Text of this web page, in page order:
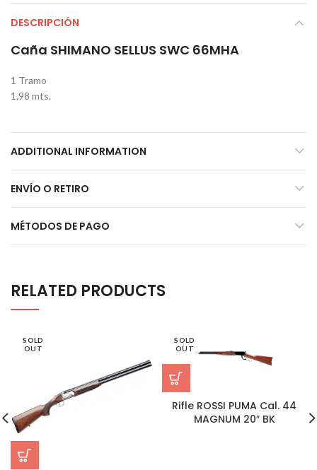
DESCRIPCIÓN
Caña SHIMANO SELLUS SWC 66MHA
1 Tramo
1.98 mts.
ADDITIONAL INFORMATION
ENVÍO O RETIRO
MÉTODOS DE PAGO
RELATED PRODUCTS
SOLD
OUT
SOLD
OUT
Rifle ROSSI PUMA Cal. 44
MAGNUM 20″ BK